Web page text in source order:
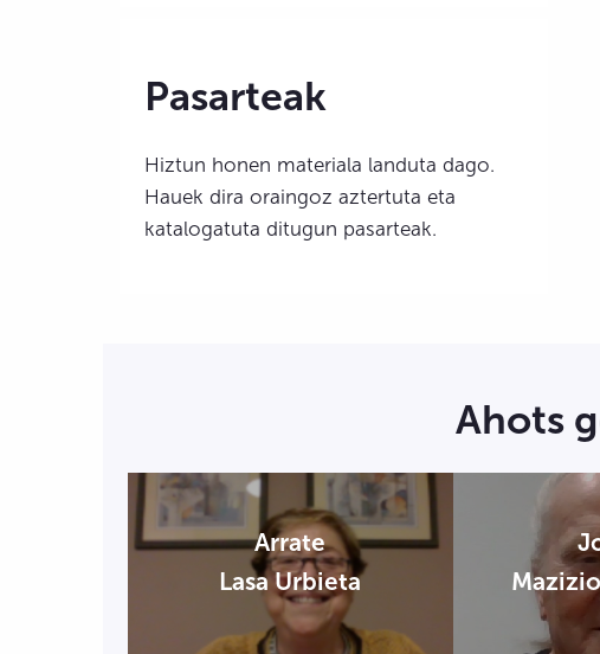
Pasarteak
Hiztun honen materiala landuta dago.
Hauek dira oraingoz aztertuta eta
katalogatuta ditugun pasarteak.
Ahots
Arrate
Lasa Urbieta